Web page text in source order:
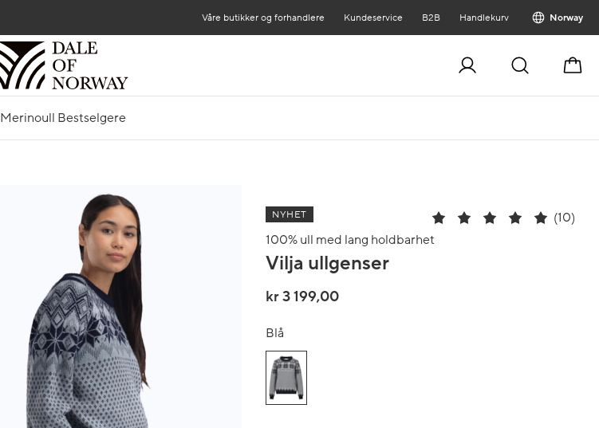
Merinoull Bestselgere
Våre butikker og forhandlere Kundeservice B2B Handlekurv Norway
NYHET
(10)
100% ull med lang holdbarhet
Vilja ullgenser
kr 3 199,00
Blå